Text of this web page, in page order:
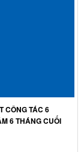
CÔNG TÁC 6
6 THÁNG CUỐI